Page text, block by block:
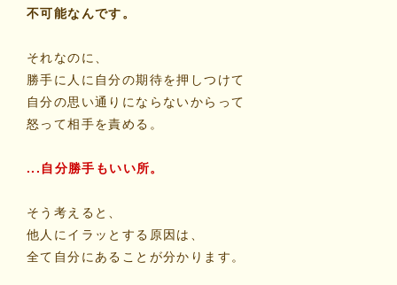
不可能なんです。
それなのに、
勝手に人に自分の期待を押しつけて
自分の思い通りにならないからって
怒って相手を責める。
...自分勝手もいい所。
そう考えると、
他人にイラッとする原因は、
全て自分にあることが分かります。